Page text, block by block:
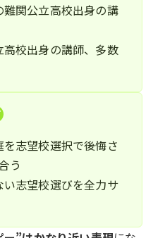
関公立高校出身の講
校出身の講師、多数
志望校選択で後悔さ
う
志望校選びを全力サ